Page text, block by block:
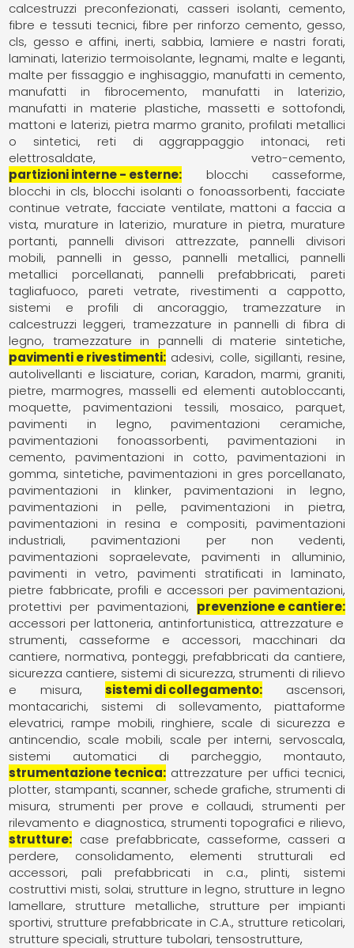
calcestruzzi preconfezionati casseri isolanti
cemento
fibre e tessuti tecnici fibre per rinforzo cemento, gesso,
cls gesso e affini inerti, sabbia lamiere e nastri forati
laminati laterizio termoisolante legnami malte e leganti
malte per fissaggio e inghisaggio manufatti in cemento
manufatti in fibrocemento
manufatti in laterizio
manufatti in materie plastiche
massetti e sottofondi
mattoni e laterizi pietra marmo granito profilati metallici
o sintetici
reti di aggrappaggio intonaci
reti
elettrosaldate
vetro-cemento
partizioni interne - esterne
blocchi casseforme
blocchi in cls blocchi isolanti o fonoassorbenti facciate
continue vetrate facciate ventilate mattoni a faccia a
vista murature in laterizio murature in pietra murature
portanti
pannelli divisori attrezzate
pannelli divisori
mobili
pannelli in gesso pannelli metallici
pannelli
metallici porcellanati
pannelli prefabbricati
pareti
tagliafuoco
pareti vetrate
rivestimenti a cappotto
sistemi e profili di ancoraggio
tramezzature in
calcestruzzi leggeri tramezzature in pannelli di fibra di
legno
tramezzature in pannelli di materie sintetiche
pavimenti e rivestimenti adesivi, colle, sigillanti, resine
autolivellanti e lisciature corian Karadon marmi, graniti,
pietre marmogres masselli ed elementi autobloccanti
moquette, pavimentazioni tessili
mosaico
parquet,
pavimenti in legno
pavimentazioni ceramiche
pavimentazioni fonoassorbenti
pavimentazioni in
cemento
pavimentazioni in cotto
pavimentazioni in
gomma, sintetiche pavimentazioni in gres porcellanato
pavimentazioni in klinker
pavimentazioni in legno
pavimentazioni in pelle
pavimentazioni in pietra
pavimentazioni in resina e compositi
pavimentazioni
industriali
pavimentazioni per non vedenti
pavimentazioni sopraelevate
pavimenti in alluminio
pavimenti in vetro
pavimenti stratificati in laminato
pietre fabbricate profili e accessori per pavimentazioni
protettivi per pavimentazioni
prevenzione e cantiere
accessori per lattoneria antinfortunistica attrezzature e
strumenti
casseforme e accessori
macchinari da
cantiere normativa ponteggi prefabbricati da cantiere
sicurezza cantiere sistemi di sicurezza strumenti di rilievo
e misura
sistemi di collegamento
ascensori
montacarichi, sistemi di sollevamento
piattaforme
elevatrici rampe mobili ringhiere
scale di sicurezza e
antincendio
scale mobili scale per interni
servoscala
sistemi automatici di parcheggio, montauto
strumentazione tecnica attrezzature per uffici tecnici
plotter, stampanti, scanner, schede grafiche strumenti di
misura
strumenti per prove e collaudi
strumenti per
rilevamento e diagnostica strumenti topografici e rilievo
strutture
case prefabbricate
casseforme, casseri a
perdere
consolidamento
elementi strutturali ed
accessori
pali prefabbricati in c.a. plinti
sistemi
costruttivi misti solai strutture in legno strutture in legno
lamellare
strutture metalliche
strutture per impianti
sportivi strutture prefabbricate in C.A. strutture reticolari
strutture speciali strutture tubolari tensostrutture